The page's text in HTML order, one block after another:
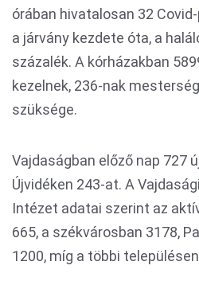
órában hivatalosan 32
a járvány kezdete óta, a
százalék. A kórházakban
kezelnek, 236-nak
szüksége.
Vajdaságban előző nap 727
Újvidéken 243-at. A
Intézet adatai szerint az
665, a székvárosban 3178,
1200, míg a többi